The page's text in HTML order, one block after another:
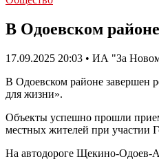
В Одоевском
17.09.2025 20:03 • ИА "За
В Одоевском районе завершен
для жизни».
Объекты успешно прошли
местных жителей при участии
На автодороге Щекино-Одоев-